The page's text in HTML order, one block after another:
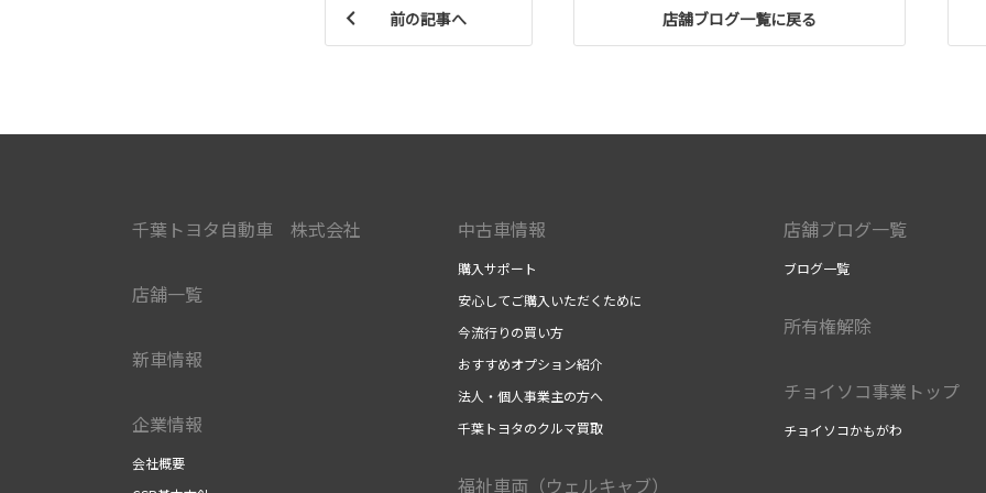
前の記事へ 店舗ブログ一覧に戻る
千葉トヨタ自動車 株式会社
店舗一覧
新車情報
企業情報
会社概要
中古車情報
購入サポート
安心してご購入いただくために
今流行りの買い方
おすすめオプション紹介
法人・個人事業主の方へ
千葉トヨタのクルマ買取
福祉車両（ウェルキャブ）
店舗ブログ一覧
ブログ一覧
所有権解除
チョイソコ事業トップ
チョイソコかもがわ